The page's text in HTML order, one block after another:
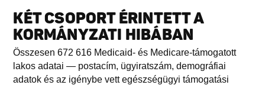
KÉT CSOPORT ÉRINTETT A
KORMÁNYZATI HIBÁBAN
Összesen 672 616 Medicaid- és Medicare-támogatott
lakos adatai — postacím, ügyiratszám, demográfiai
adatok és az igénybe vett egészségügyi támogatási